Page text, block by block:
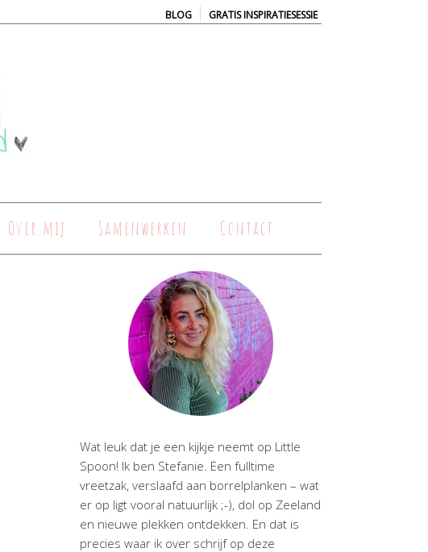
BLOG | GRATIS INSPIRATIESESSIE
Over mij Samenwerken Contact
Wat leuk dat je een kijkje neemt op Little
Spoon! Ik ben Stefanie. Een fulltime
vreetzak, verslaafd aan borrelplanken – wat
er op ligt vooral natuurlijk ;-), dol op Zeeland
en nieuwe plekken ontdekken. En dat is
precies waar ik over schrijf op deze